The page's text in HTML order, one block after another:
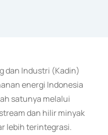
dan Industri (Kadin)
energi Indonesia
satunya melalui
dan hilir minyak
lebih terintegrasi.